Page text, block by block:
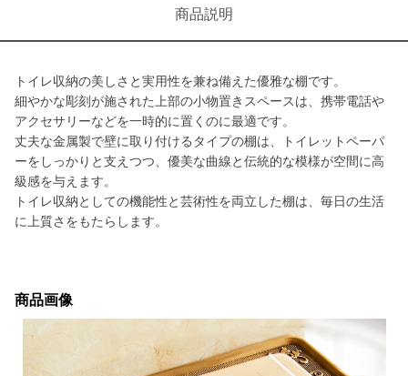
商品説明
トイレ収納の美しさと実用性を兼ね備えた優雅な棚です。
細やかな彫刻が施された上部の小物置きスペースは、携帯電話や
アクセサリーなどを一時的に置くのに最適です。
丈夫な金属製で壁に取り付けるタイプの棚は、トイレットペーパ
ーをしっかりと支えつつ、優美な曲線と伝統的な模様が空間に高
級感を与えます。
トイレ収納としての機能性と芸術性を両立した棚は、毎日の生活
に上質さをもたらします。
商品画像